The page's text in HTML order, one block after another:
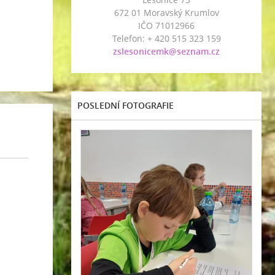
672 01 Moravský Krumlov
IČO 71012966
Telefon: + 420 515 323 159
zslesonicemk@seznam.cz
POSLEDNÍ FOTOGRAFIE